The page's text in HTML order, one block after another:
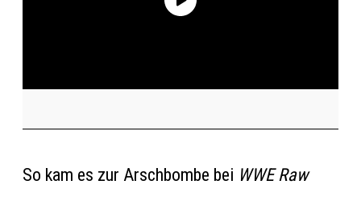
So kam es zur Arschbombe bei WWE Raw